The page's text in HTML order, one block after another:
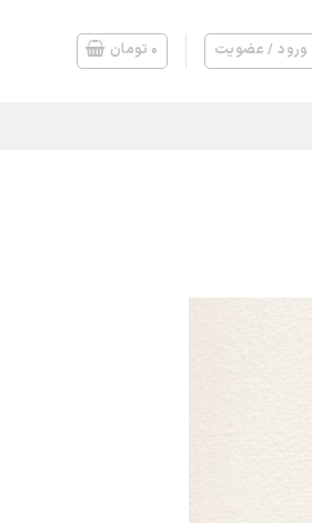
ورود / عضویت ۰ تومان